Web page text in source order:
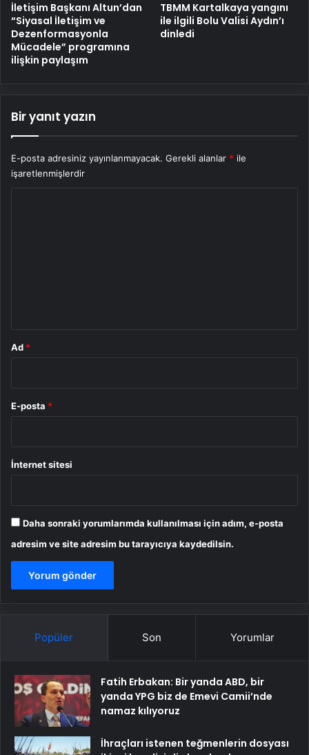
İletişim Başkanı Altun’dan
“Siyasal İletişim ve
Dezenformasyonla
Mücadele” programına
ilişkin paylaşım
TBMM Kartalkaya yangını
ile ilgili Bolu Valisi Aydın’ı
dinledi
Bir yanıt yazın
E-posta adresiniz yayınlanmayacak. Gerekli alanlar * ile
işaretlenmişlerdir
Ad *
E-posta *
İnternet sitesi
Daha sonraki yorumlarımda kullanılması için adım, e-posta
adresim ve site adresim bu tarayıcıya kaydedilsin.
Popüler Son Yorumlar
Fatih Erbakan: Bir yanda ABD, bir
yanda YPG biz de Emevi Camii’nde
namaz kılıyoruz
İhraçları istenen teğmenlerin dosyası